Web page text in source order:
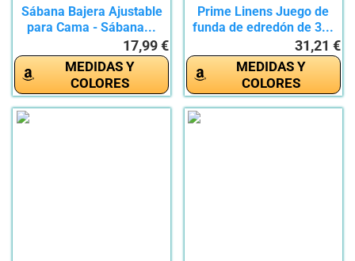
Sábana Bajera Ajustable
para Cama - Sábana...
17,99 €
MEDIDAS Y
COLORES
Prime Linens Juego de
funda de edredón de 3...
31,21 €
MEDIDAS Y
COLORES